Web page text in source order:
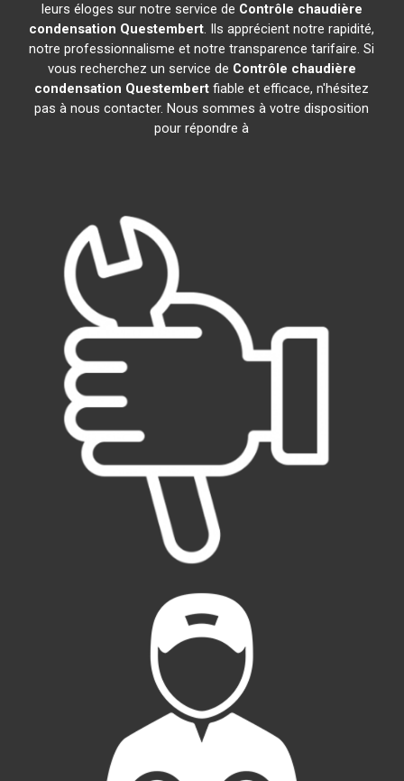
leurs éloges sur notre service de Contrôle chaudière
condensation Questembert. Ils apprécient notre rapidité,
notre professionnalisme et notre transparence tarifaire. Si
vous recherchez un service de Contrôle chaudière
condensation Questembert fiable et efficace, n'hésitez
pas à nous contacter. Nous sommes à votre disposition
pour répondre à